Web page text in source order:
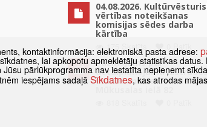
04.08.2026.
vērtības noteikšanas
komisijas sēdes darba
kārtība
175 Skatīts
0 Patīk
Paziņojums par
detālplānojuma
uzsākšanu zemes vienībā
kontaktinformācija: elektroniskā pasta adrese:
lai apkopotu apmeklētāju statistikas
pārlūkprogramma nav iestatīta nepieņemt
iespējams sadaļā Sīkdatnes, kas atrodas